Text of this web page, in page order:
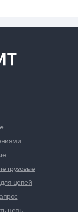
грузовые
цепей
цепь